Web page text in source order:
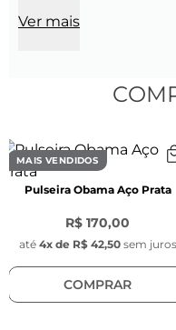
Ver mais
MAIS VENDIDOS
Pulseira Obama Aço Prata
R$ 170,00
até 4x de R$ 42,50 sem juros
COMPRAR